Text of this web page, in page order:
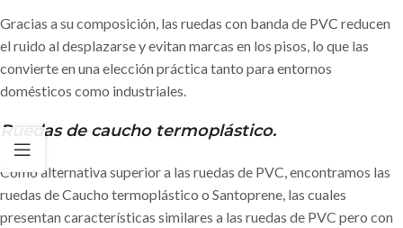
Gracias a su composición, las ruedas con banda de PVC reducen
el ruido al desplazarse y evitan marcas en los pisos, lo que las
convierte en una elección práctica tanto para entornos
domésticos como industriales.
Ruedas de caucho termoplástico.
Como alternativa superior a las ruedas de PVC, encontramos las
ruedas de Caucho termoplástico o Santoprene, las cuales
presentan características similares a las ruedas de PVC pero con